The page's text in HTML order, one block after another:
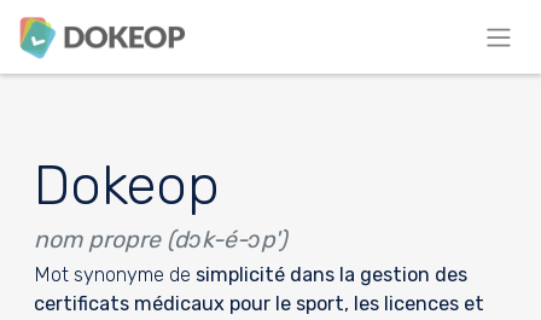
Dokeop
nom propre (dɔk-é-ɔp')
Mot synonyme de simplicité dans la gestion des
certificats médicaux pour le sport, les licences et